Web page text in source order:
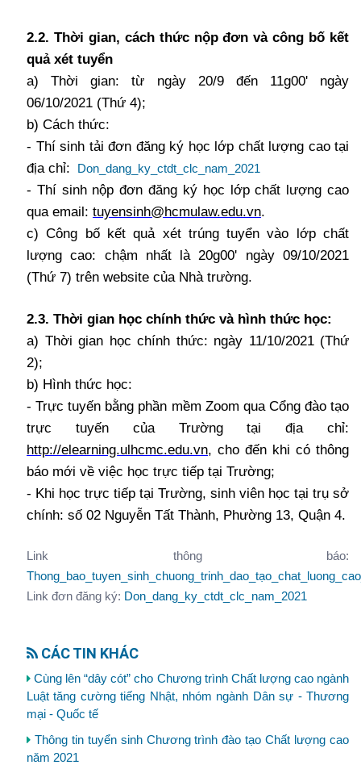
2.2. Thời gian, cách thức nộp đơn và công bố kết
quả xét tuyển
a) Thời gian: từ ngày 20/9 đến 11g00' ngày
06/10/2021 (Thứ 4);
b) Cách thức:
- Thí sinh tải đơn đăng ký học lớp chất lượng cao tại
địa chỉ:
Don_dang_ky_ctdt_clc_nam_2021
- Thí sinh nộp đơn đăng ký học lớp chất lượng cao
qua email: tuyensinh@hcmulaw.edu.vn.
c) Công bố kết quả xét trúng tuyển vào lớp chất
lượng cao: chậm nhất là 20g00' ngày 09/10/2021
(Thứ 7) trên website của Nhà trường.
2.3. Thời gian học chính thức và hình thức học:
a) Thời gian học chính thức: ngày 11/10/2021 (Thứ
2);
b) Hình thức học:
- Trực tuyến bằng phần mềm Zoom qua Cổng đào tạo
trực tuyến của Trường tại địa chỉ:
http://elearning.ulhcmc.edu.vn, cho đến khi có thông
báo mới về việc học trực tiếp tại Trường;
- Khi học trực tiếp tại Trường, sinh viên học tại trụ sở
chính: số 02 Nguyễn Tất Thành, Phường 13, Quận 4.
Link thông báo:
Link đơn đăng ký: Don_dang_ky_ctdt_clc_nam_2021
CÁC TIN KHÁC
Cùng lên “dây cót” cho Chương trình Chất lượng cao ngành
Luật tăng cường tiếng Nhật, nhóm ngành Dân sự - Thương
mại - Quốc tế
Thông tin tuyển sinh Chương trình đào tạo Chất lượng cao
năm 2021